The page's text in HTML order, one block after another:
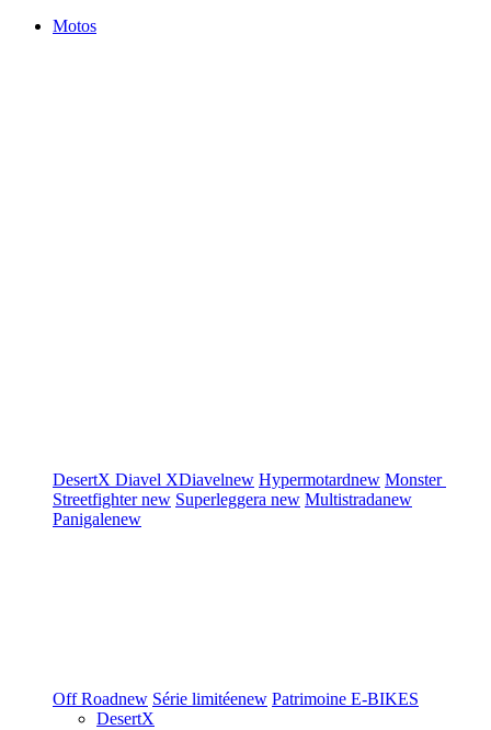
Motos
DesertX Diavel XDiavelnew Hypermotardnew Monster
Streetfighternew Superleggera new Multistradanew
Panigalenew
Off Roadnew Série limitéenew Patrimoine E-BIKES
DesertX